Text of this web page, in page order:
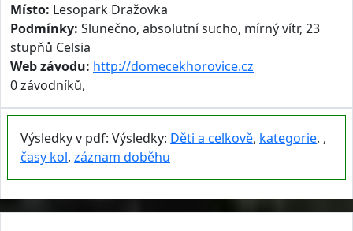
Místo: Lesopark Dražovka
Podmínky: Slunečno, absolutní sucho, mírný vítr, 23
stupňů Celsia
Web závodu: http://domecekhorovice.cz
0 závodníků,
Výsledky v pdf: Výsledky: Děti a celkově, kategorie, ,
časy kol, záznam doběhu